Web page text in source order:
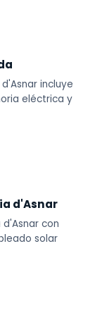
incluye
eléctrica y
d'Asnar
con
solar